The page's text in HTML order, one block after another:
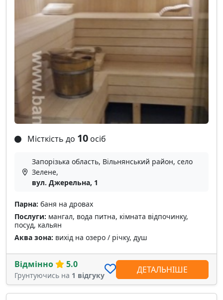
Місткість до 10 осіб
Запорізька область, Вільнянський район, село
Зелене,
вул. Джерельна, 1
Парна: баня на дровах
Послуги: мангал, вода питна, кімната відпочинку,
посуд, кальян
Аква зона: вихід на озеро / річку, душ
Відмінно 5.0
Грунтуючись на 1 відгуку
ДЕТАЛЬНІШЕ